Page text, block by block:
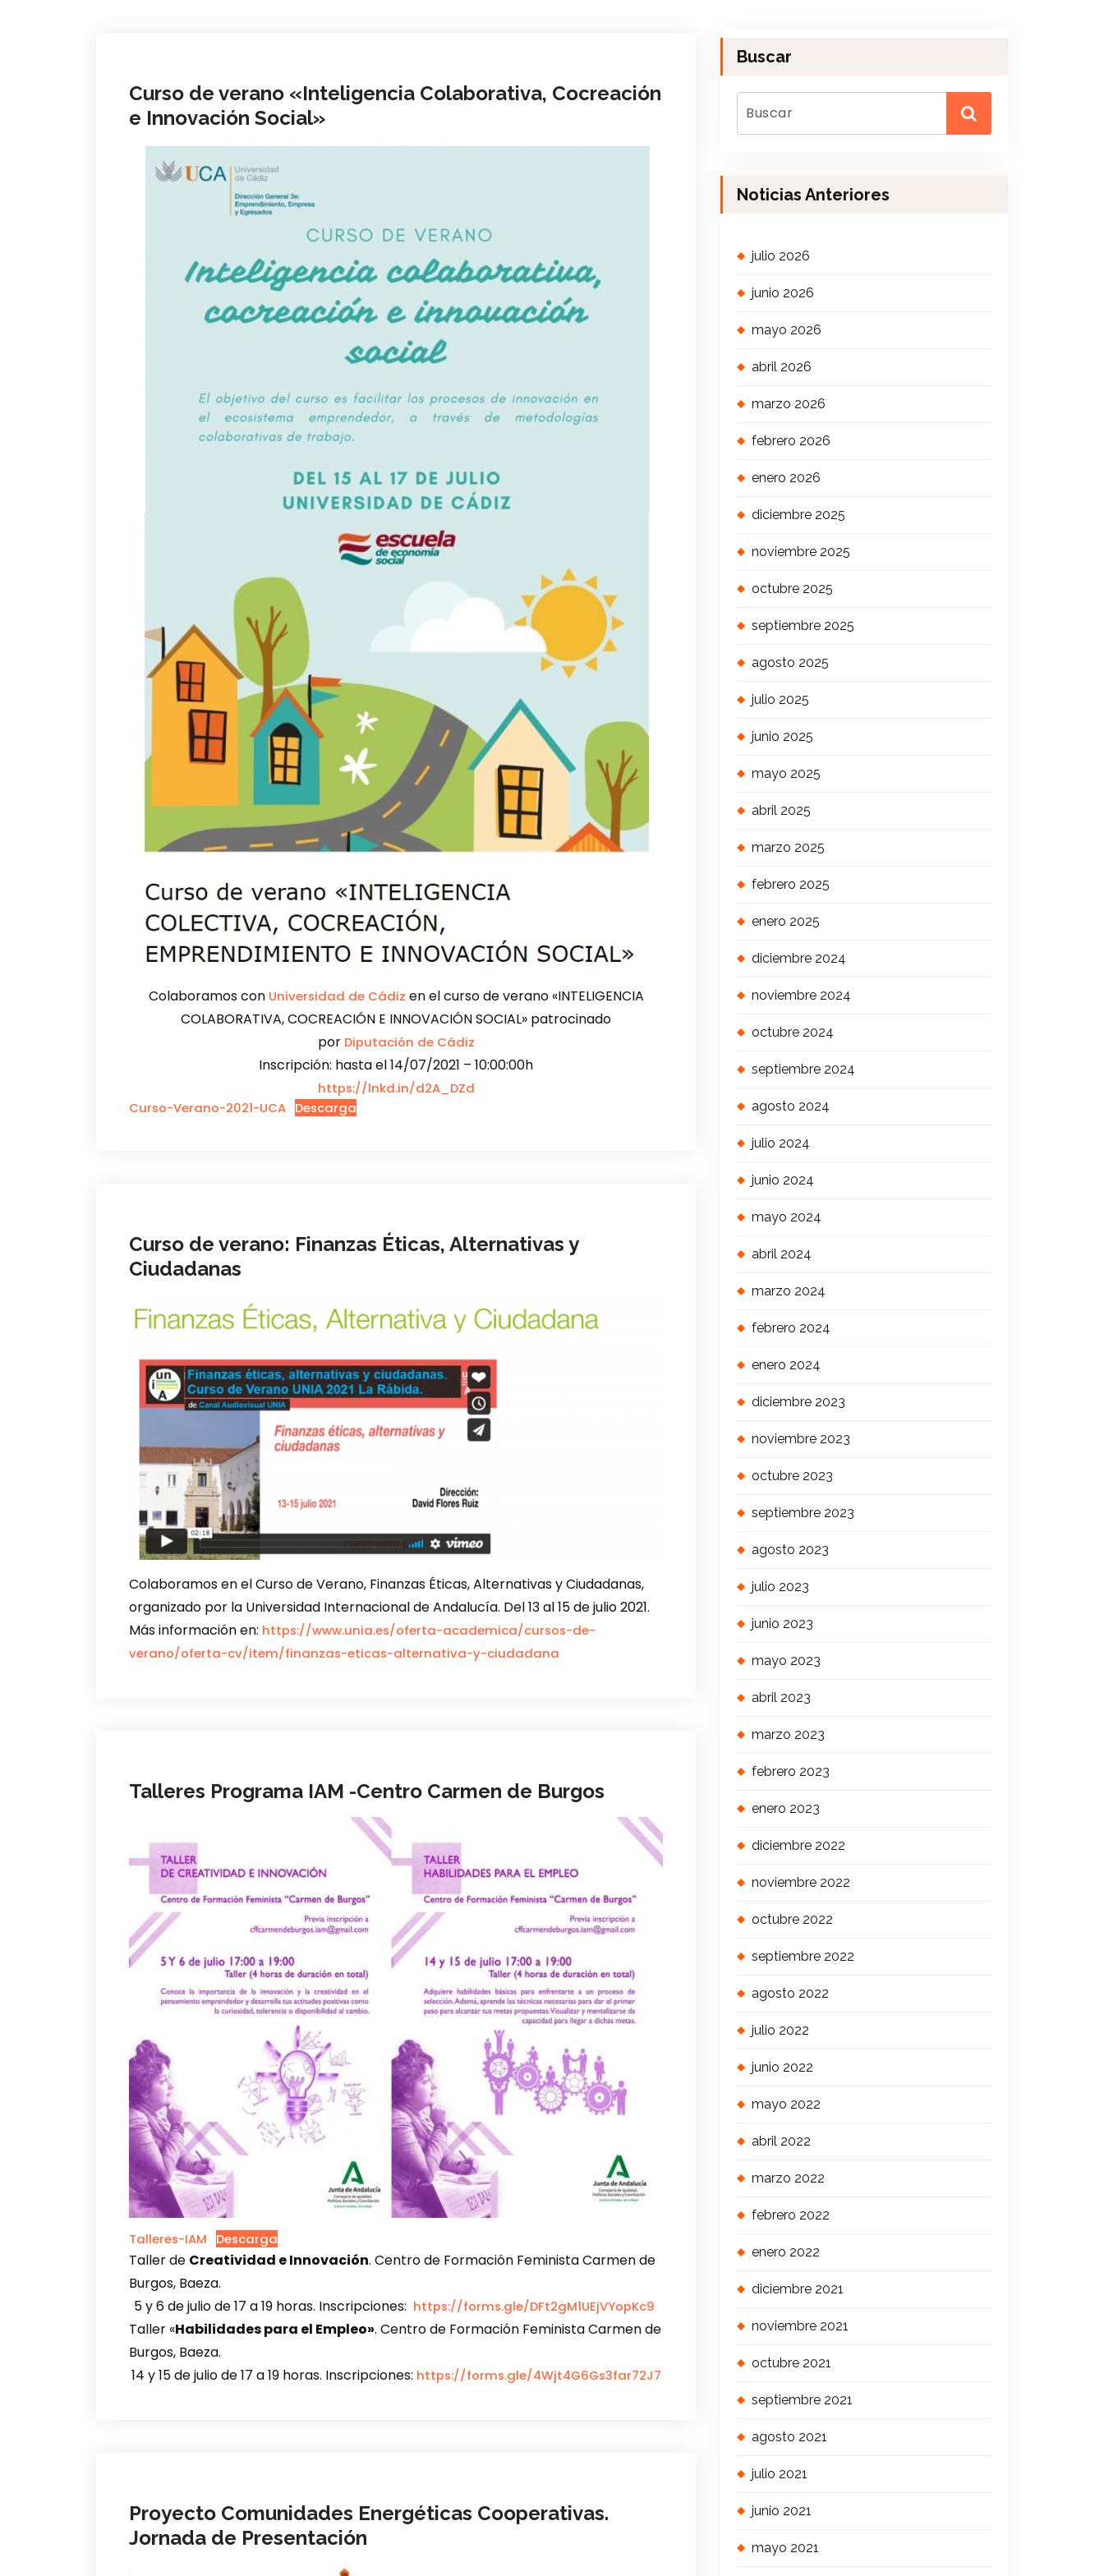
Curso de verano «Inteligencia Colaborativa, Cocreación
e Innovación Social»
Colaboramos con Universidad de Cádiz en el curso de verano «INTELIGENCIA
COLABORATIVA, COCREACIÓN E INNOVACIÓN SOCIAL» patrocinado
por Diputación de Cádiz
Inscripción: hasta el 14/07/2021 – 10:00:00h
https://lnkd.in/d2A_DZd
Curso-Verano-2021-UCA Descarga
Curso de verano: Finanzas Éticas, Alternativas y
Ciudadanas
Colaboramos en el Curso de Verano, Finanzas Éticas, Alternativas y Ciudadanas,
organizado por la Universidad Internacional de Andalucía. Del 13 al 15 de julio 2021.
Más información en: https://www.unia.es/oferta-academica/cursos-de-
verano/oferta-cv/item/finanzas-eticas-alternativa-y-ciudadana
Talleres Programa IAM -Centro Carmen de Burgos
Talleres-IAM Descarga
Taller de Creatividad e Innovación. Centro de Formación Feminista Carmen de
Burgos, Baeza.
5 y 6 de julio de 17 a 19 horas. Inscripciones: https://forms.gle/DFt2gM1UEjVYopKc9
Taller «Habilidades para el Empleo». Centro de Formación Feminista Carmen de
Burgos, Baeza.
14 y 15 de julio de 17 a 19 horas. Inscripciones: https://forms.gle/4Wjt4G6Gs3far72J7
Proyecto Comunidades Energéticas Cooperativas.
Jornada de Presentación
Buscar
Noticias Anteriores
julio 2026
junio 2026
mayo 2026
abril 2026
marzo 2026
febrero 2026
enero 2026
diciembre 2025
noviembre 2025
octubre 2025
septiembre 2025
agosto 2025
julio 2025
junio 2025
mayo 2025
abril 2025
marzo 2025
febrero 2025
enero 2025
diciembre 2024
noviembre 2024
octubre 2024
septiembre 2024
agosto 2024
julio 2024
junio 2024
mayo 2024
abril 2024
marzo 2024
febrero 2024
enero 2024
diciembre 2023
noviembre 2023
octubre 2023
septiembre 2023
agosto 2023
julio 2023
junio 2023
mayo 2023
abril 2023
marzo 2023
febrero 2023
enero 2023
diciembre 2022
noviembre 2022
octubre 2022
septiembre 2022
agosto 2022
julio 2022
junio 2022
mayo 2022
abril 2022
marzo 2022
febrero 2022
enero 2022
diciembre 2021
noviembre 2021
octubre 2021
septiembre 2021
agosto 2021
julio 2021
junio 2021
mayo 2021